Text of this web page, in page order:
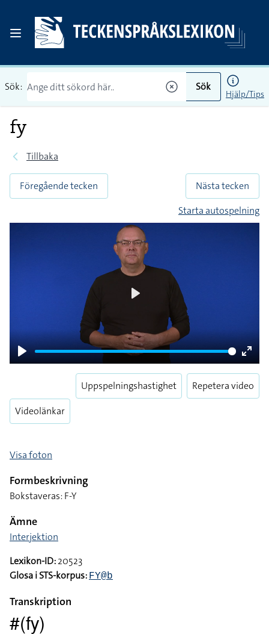
Sök: Sök
Hjälp/Tips
fy
Tillbaka
Föregående tecken
Nästa tecken
Starta autospelning
Play
Enter
Videolänkar
Uppspelningshastighet Repetera video
Visa foton
Formbeskrivning
Bokstaveras: F-Y
Ämne
Interjektion
Lexikon-ID:20523
Glosa i STS-korpus: FY@b
Transkription
#(fy)